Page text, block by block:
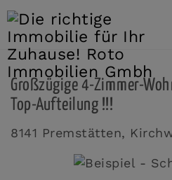
Großzügige 4-Zimmer-
Top-Aufteilung !!!
8141 Premstätten,